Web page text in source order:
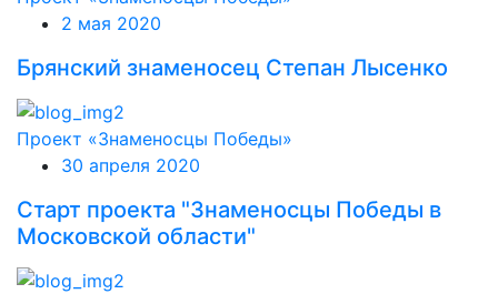
2 мая 2020
Брянский знаменосец Степан Лысенко
Проект «Знаменосцы Победы»
30 апреля 2020
Старт проекта "Знаменосцы Победы в
Московской области"